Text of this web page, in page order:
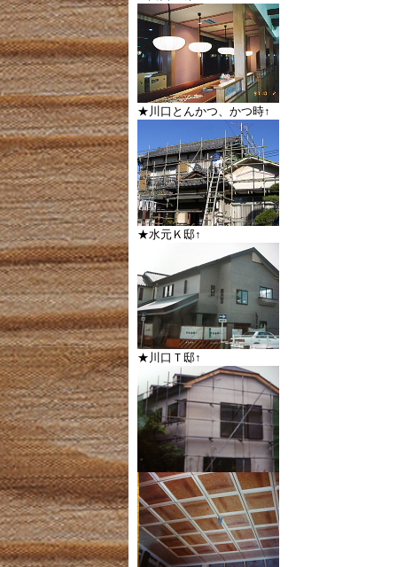
★川口とんかつ、かつ時↑
★水元Ｋ邸↑
★川口Ｔ邸↑